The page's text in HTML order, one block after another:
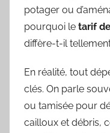
potager ou
pourquoi le tarif
diffère-t-il
En réalité, tout
clés. On parle
ou tamisée pour
cailloux et débris,